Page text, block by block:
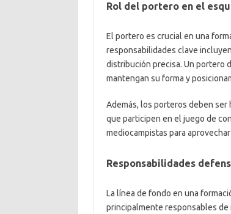
Rol del portero en el
El portero es crucial en una
responsabilidades clave
distribución precisa. Un portero
mantengan su forma y
Además, los porteros deben ser
que participen en el juego de
mediocampistas para
Responsabilidades
La línea de fondo en una
principalmente responsables de